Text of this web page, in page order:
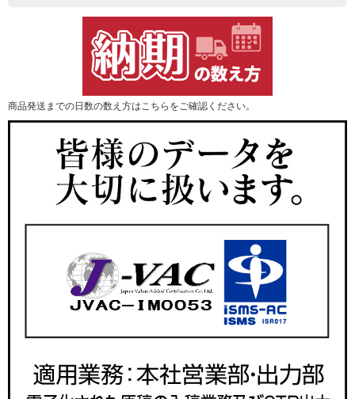
商品発送までの日数の数え方はこちらをご確認ください。